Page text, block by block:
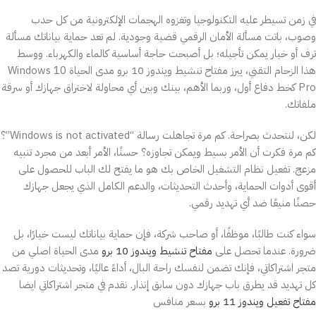
في زمن تسيطر عليه التكنولوجيا وتغزوه الهجمات الإلكترونية من كل حدب
وصوب، باتت مسألة الأمان الرقمي قضية وجودية. لم تعد حماية بياناتك مسألة
ترف أو خيار يمكن تأجيله؛ بل أصبحت حاجة أساسية كالماء والكهرباء. ووسط
هذا الزحام التقني، يبرز مفتاح تنشيط ويندوز 10 برو مدى الحياة Windows 10
Pro كخط دفاع أول، وربما الأهم، بينك وبين أي محاولة لاختراق جهازك أو سرقة
ملفاتك.
لكن، لنتحدث بصراحة. كم مرة تجاهلت رسالة “Windows is not activated”؟
كم مرة فكرت أن الأمر بسيط ويمكن تجاوزه؟ حسنًا، الأمر أبعد من مجرد تنبيه
مزعج. تفعيل نظام التشغيل الخاص بك هو ما يفتح لك الباب للحصول على
أقوى أدوات الحماية، وأحدث التحديثات، والدعم الكامل الذي يجعل جهازك
حصنًا منيعًا ضد أي تهديد رقمي.
سواء كنت طالبًا، موظفًا، أو صاحب شركة، فإن حماية بياناتك ليست خيارًا، بل
ضرورة. عندما تحصل على مفتاح تنشيط ويندوز 10 برو
مدى الحياة اصلي من
متجر اشتراكاتي، فإنك تضمن لنفسك راحة البال، أداءً عاليًا، وتحديثات دورية تصد
كل تهديد قد يطرق باب جهازك دون سابق إنذار. نقدم في متجر اشتراكاتي ايضا
مفتاح تفعيل ويندوز 11 برو
بسعر منافس